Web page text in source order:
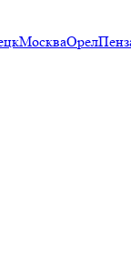
МоскваОрел